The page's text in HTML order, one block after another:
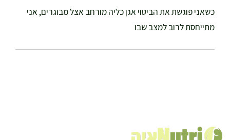
כשאני פוגשת את הביטוי אגן כליה מורחב אצל מבוגרים, אני
מתייחסת לרוב למצב שבו